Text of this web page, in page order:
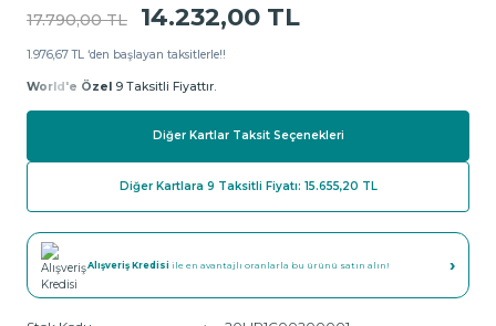
17.790,00 TL 14.232,00 TL
1.976,67 TL ‘den başlayan taksitlerle!!
World'e Özel 9 Taksitli Fiyattır.
Diğer Kartlar Taksit Seçenekleri
Diğer Kartlara 9 Taksitli Fiyatı: 15.655,20 TL
Alışveriş Kredisi ile en avantajlı oranlarla bu ürünü satın alın! ›